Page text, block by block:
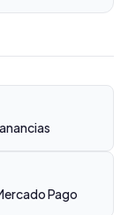
Pago